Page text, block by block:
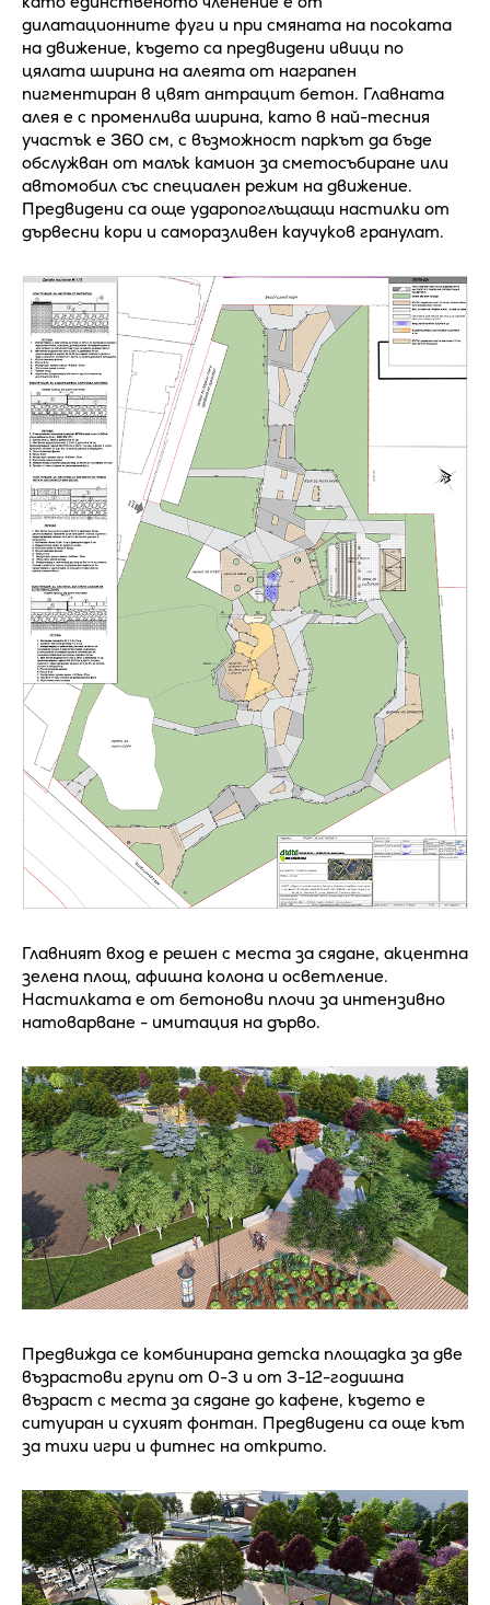
дилатационните фуги и при смяната на посоката
на движение, където са предвидени ивици по
цялата ширина на алеята от награпен
пигментиран в цвят антрацит бетон. Главната
алея е с променлива ширина, като в най-тесния
участък е 360 см, с възможност паркът да бъде
обслужван от малък камион за сметосъбиране или
автомобил със специален режим на движение.
Предвидени са още ударопоглъщащи настилки от
дървесни кори и саморазливен каучуков гранулат.
Главният вход е решен с места за сядане, акцентна
зелена площ, афишна колона и осветление.
Настилката е от бетонови плочи за интензивно
натоварване - имитация на дърво.
Предвижда се комбинирана детска площадка за две
възрастови групи от 0-3 и от 3-12-годишна
възраст с места за сядане до кафене, където е
ситуиран и сухият фонтан. Предвидени са още кът
за тихи игри и фитнес на открито.